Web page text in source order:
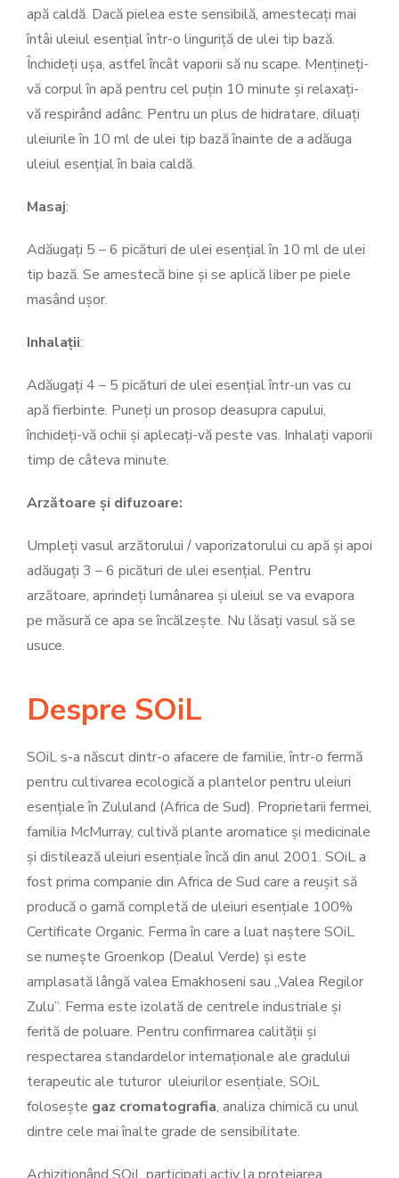
apă caldă. Dacă pielea este sensibilă, amestecați mai
întâi uleiul esențial într-o linguriță de ulei tip bază.
Închideți ușa, astfel încât vaporii să nu scape. Mențineți-
vă corpul în apă pentru cel puțin 10 minute și relaxați-
vă respirând adânc. Pentru un plus de hidratare, diluați
uleiurile în 10 ml de ulei tip bază înainte de a adăuga
uleiul esențial în baia caldă.
Masaj:
Adăugați 5 – 6 picături de ulei esențial în 10 ml de ulei
tip bază. Se amestecă bine și se aplică liber pe piele
masând ușor.
Inhalații:
Adăugați 4 – 5 picături de ulei esențial într-un vas cu
apă fierbinte. Puneți un prosop deasupra capului,
închideți-vă ochii și aplecați-vă peste vas. Inhalați vaporii
timp de câteva minute.
Arzătoare și difuzoare:
Umpleți vasul arzătorului / vaporizatorului cu apă și apoi
adăugați 3 – 6 picături de ulei esențial. Pentru
arzătoare, aprindeți lumânarea și uleiul se va evapora
pe măsură ce apa se încălzește. Nu lăsați vasul să se
usuce.
Despre SOiL
SOiL s-a născut dintr-o afacere de familie, într-o fermă
pentru cultivarea ecologică a plantelor pentru uleiuri
esențiale în Zululand (Africa de Sud). Proprietarii fermei,
familia McMurray, cultivă plante aromatice și medicinale
și distilează uleiuri esențiale încă din anul 2001. SOiL a
fost prima companie din Africa de Sud care a reușit să
producă o gamă completă de uleiuri esențiale 100%
Certificate Organic. Ferma în care a luat naștere SOiL
se numește Groenkop (Dealul Verde) și este
amplasată lângă valea Emakhoseni sau „Valea Regilor
Zulu”. Ferma este izolată de centrele industriale și
ferită de poluare. Pentru confirmarea calității și
respectarea standardelor internaționale ale gradului
terapeutic ale tuturor uleiurilor esențiale, SOiL
folosește gaz cromatografia, analiza chimică cu unul
dintre cele mai înalte grade de sensibilitate.